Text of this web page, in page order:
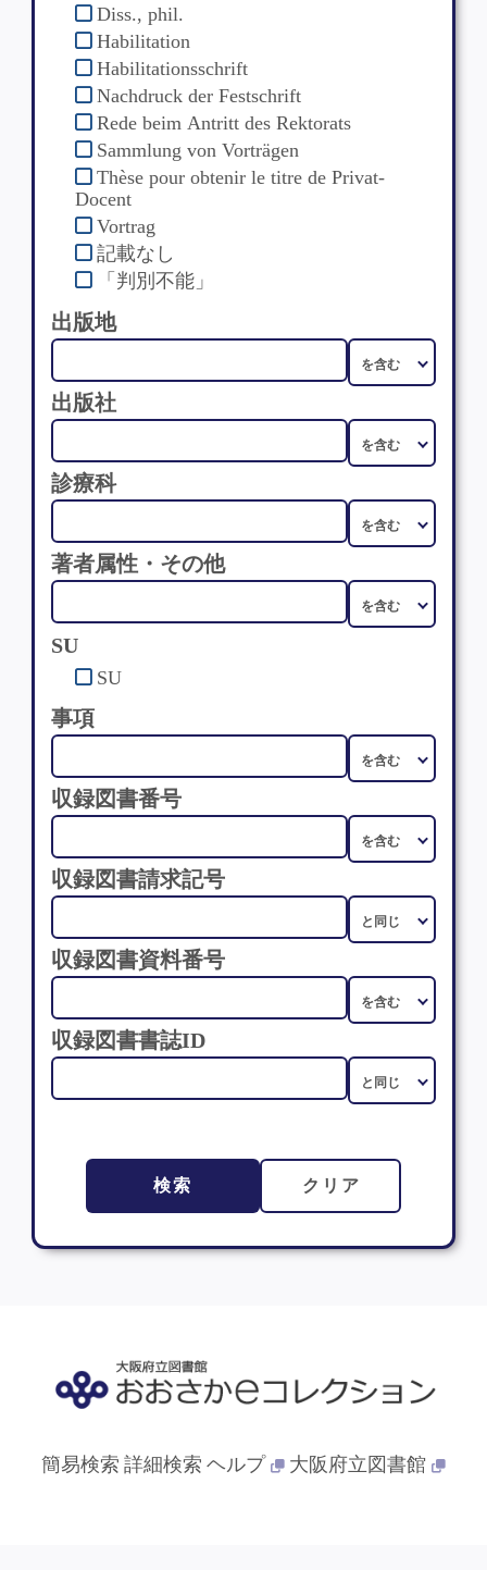
Diss., phil.
Habilitation
Habilitationsschrift
Nachdruck der Festschrift
Rede beim Antritt des Rektorats
Sammlung von Vorträgen
Thèse pour obtenir le titre de Privat-
Docent
Vortrag
記載なし
「判別不能」
出版地
出版社
診療科
著者属性・その他
SU
SU
事項
収録図書番号
収録図書請求記号
収録図書資料番号
収録図書書誌ID
検索 クリア
簡易検索 詳細検索 ヘルプ 大阪府立図書館